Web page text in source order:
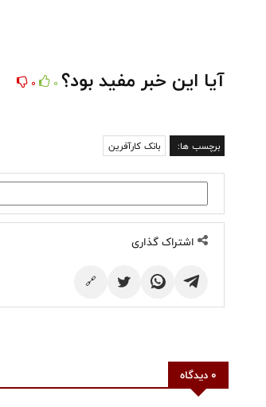
آیا این خبر مفید بود؟ 0
0
برچسب ها: بانک کارآفرین
اشتراک گذاری
🔗
0 دیدگاه